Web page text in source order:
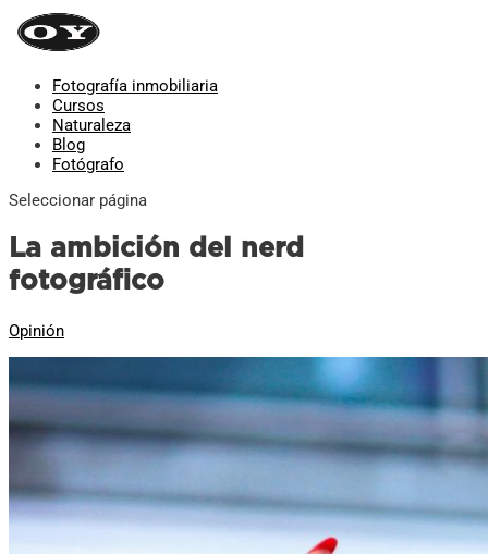
Fotografía inmobiliaria
Cursos
Naturaleza
Blog
Fotógrafo
Seleccionar página
La ambición del nerd
fotográfico
Opinión